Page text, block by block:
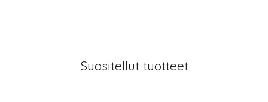
Suositellut tuotteet